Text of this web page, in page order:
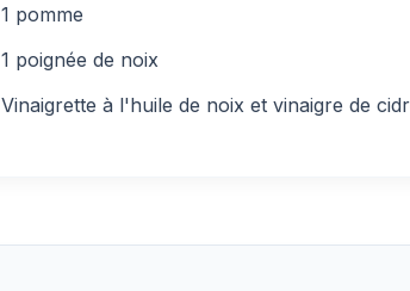
1 pomme
1 poignée de noix
Vinaigrette à l'huile de noix et vinaigre de